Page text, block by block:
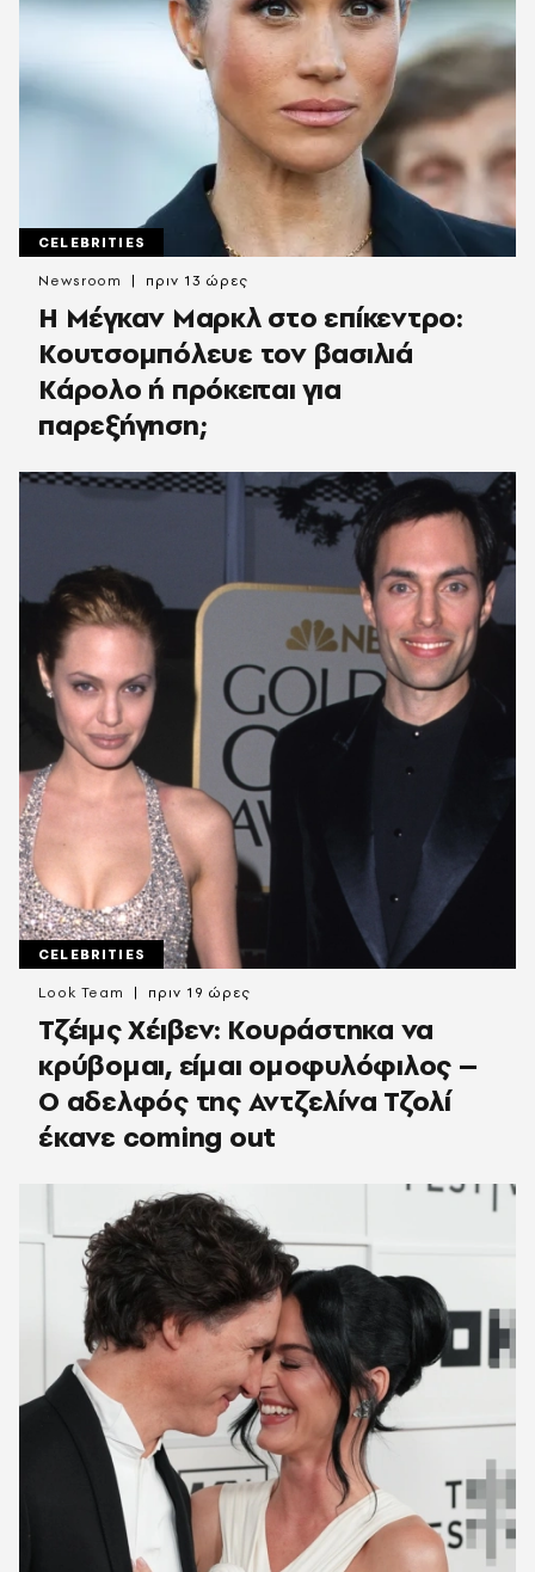
CELEBRITIES
Η Μέγκαν Μαρκλ στο επίκεντρο:
Κουτσομπόλευε τον βασιλιά
Κάρολο ή πρόκειται για
παρεξήγηση;
Newsroom πριν 13 ώρες
CELEBRITIES
Τζέιμς Χέιβεν: Κουράστηκα να
κρύβομαι, είμαι ομοφυλόφιλος –
Ο αδελφός της Αντζελίνα Τζολί
έκανε coming out
Look Team πριν 19 ώρες